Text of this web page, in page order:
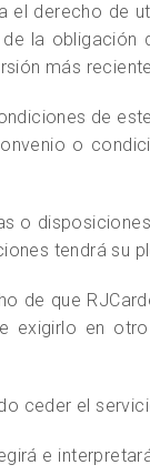
el derecho de
la obligación
más
de
o
o
tendrá su
de que
exigirlo en
ceder el
e